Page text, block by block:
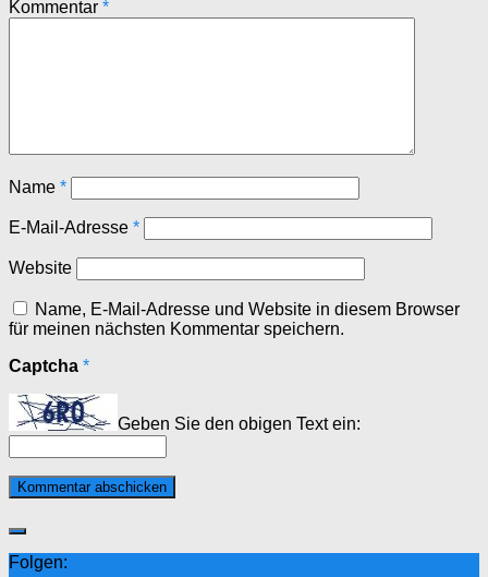
Kommentar *
Name *
E-Mail-Adresse *
Website
Name, E-Mail-Adresse und Website in diesem Browser
für meinen nächsten Kommentar speichern.
Captcha *
Geben Sie den obigen Text ein:
Folgen: